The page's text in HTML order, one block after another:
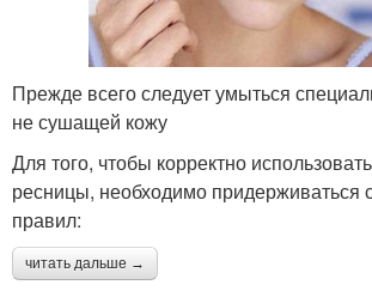
Прежде всего следует умыться
не сушащей кожу
Для того, чтобы корректно
ресницы, необходимо придерживаться
правил:
читать дальше →